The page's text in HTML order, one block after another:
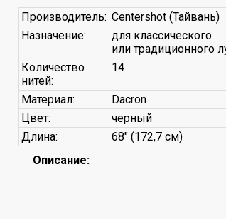
Производитель: Centershot (Тайвань)
Назначение:
для классического
или традиционного
Количество
нитей:
14
Материал:
Dacron
Цвет:
черный
Длина:
68" (172,7 см)
Описание: